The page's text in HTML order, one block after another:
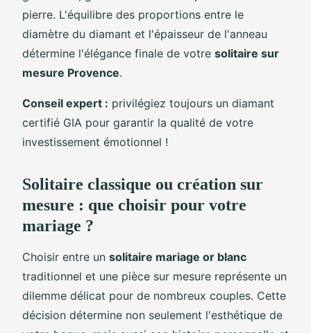
pierre. L'équilibre des proportions entre le
diamètre du diamant et l'épaisseur de l'anneau
détermine l'élégance finale de votre solitaire sur
mesure Provence.
Conseil expert : privilégiez toujours un diamant
certifié GIA pour garantir la qualité de votre
investissement émotionnel !
Solitaire classique ou création sur
mesure : que choisir pour votre
mariage ?
Choisir entre un solitaire mariage or blanc
traditionnel et une pièce sur mesure représente un
dilemme délicat pour de nombreux couples. Cette
décision détermine non seulement l'esthétique de